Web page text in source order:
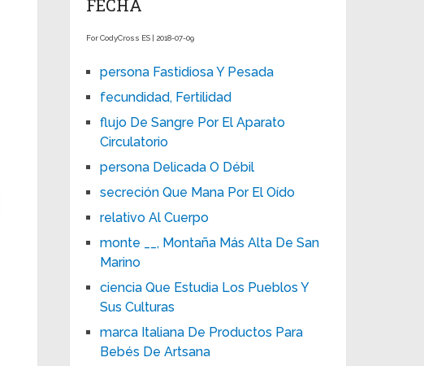
FECHA
For CodyCross ES | 2018-07-09
persona Fastidiosa Y Pesada
fecundidad, Fertilidad
flujo De Sangre Por El Aparato
Circulatorio
persona Delicada O Débil
secreción Que Mana Por El Oído
relativo Al Cuerpo
monte __, Montaña Más Alta De San
Marino
ciencia Que Estudia Los Pueblos Y
Sus Culturas
marca Italiana De Productos Para
Bebés De Artsana